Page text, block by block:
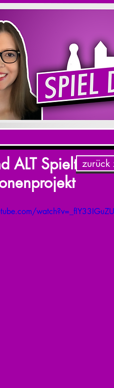
ALT Spielt!
watch?v=_fIY33IGuZU
zurück